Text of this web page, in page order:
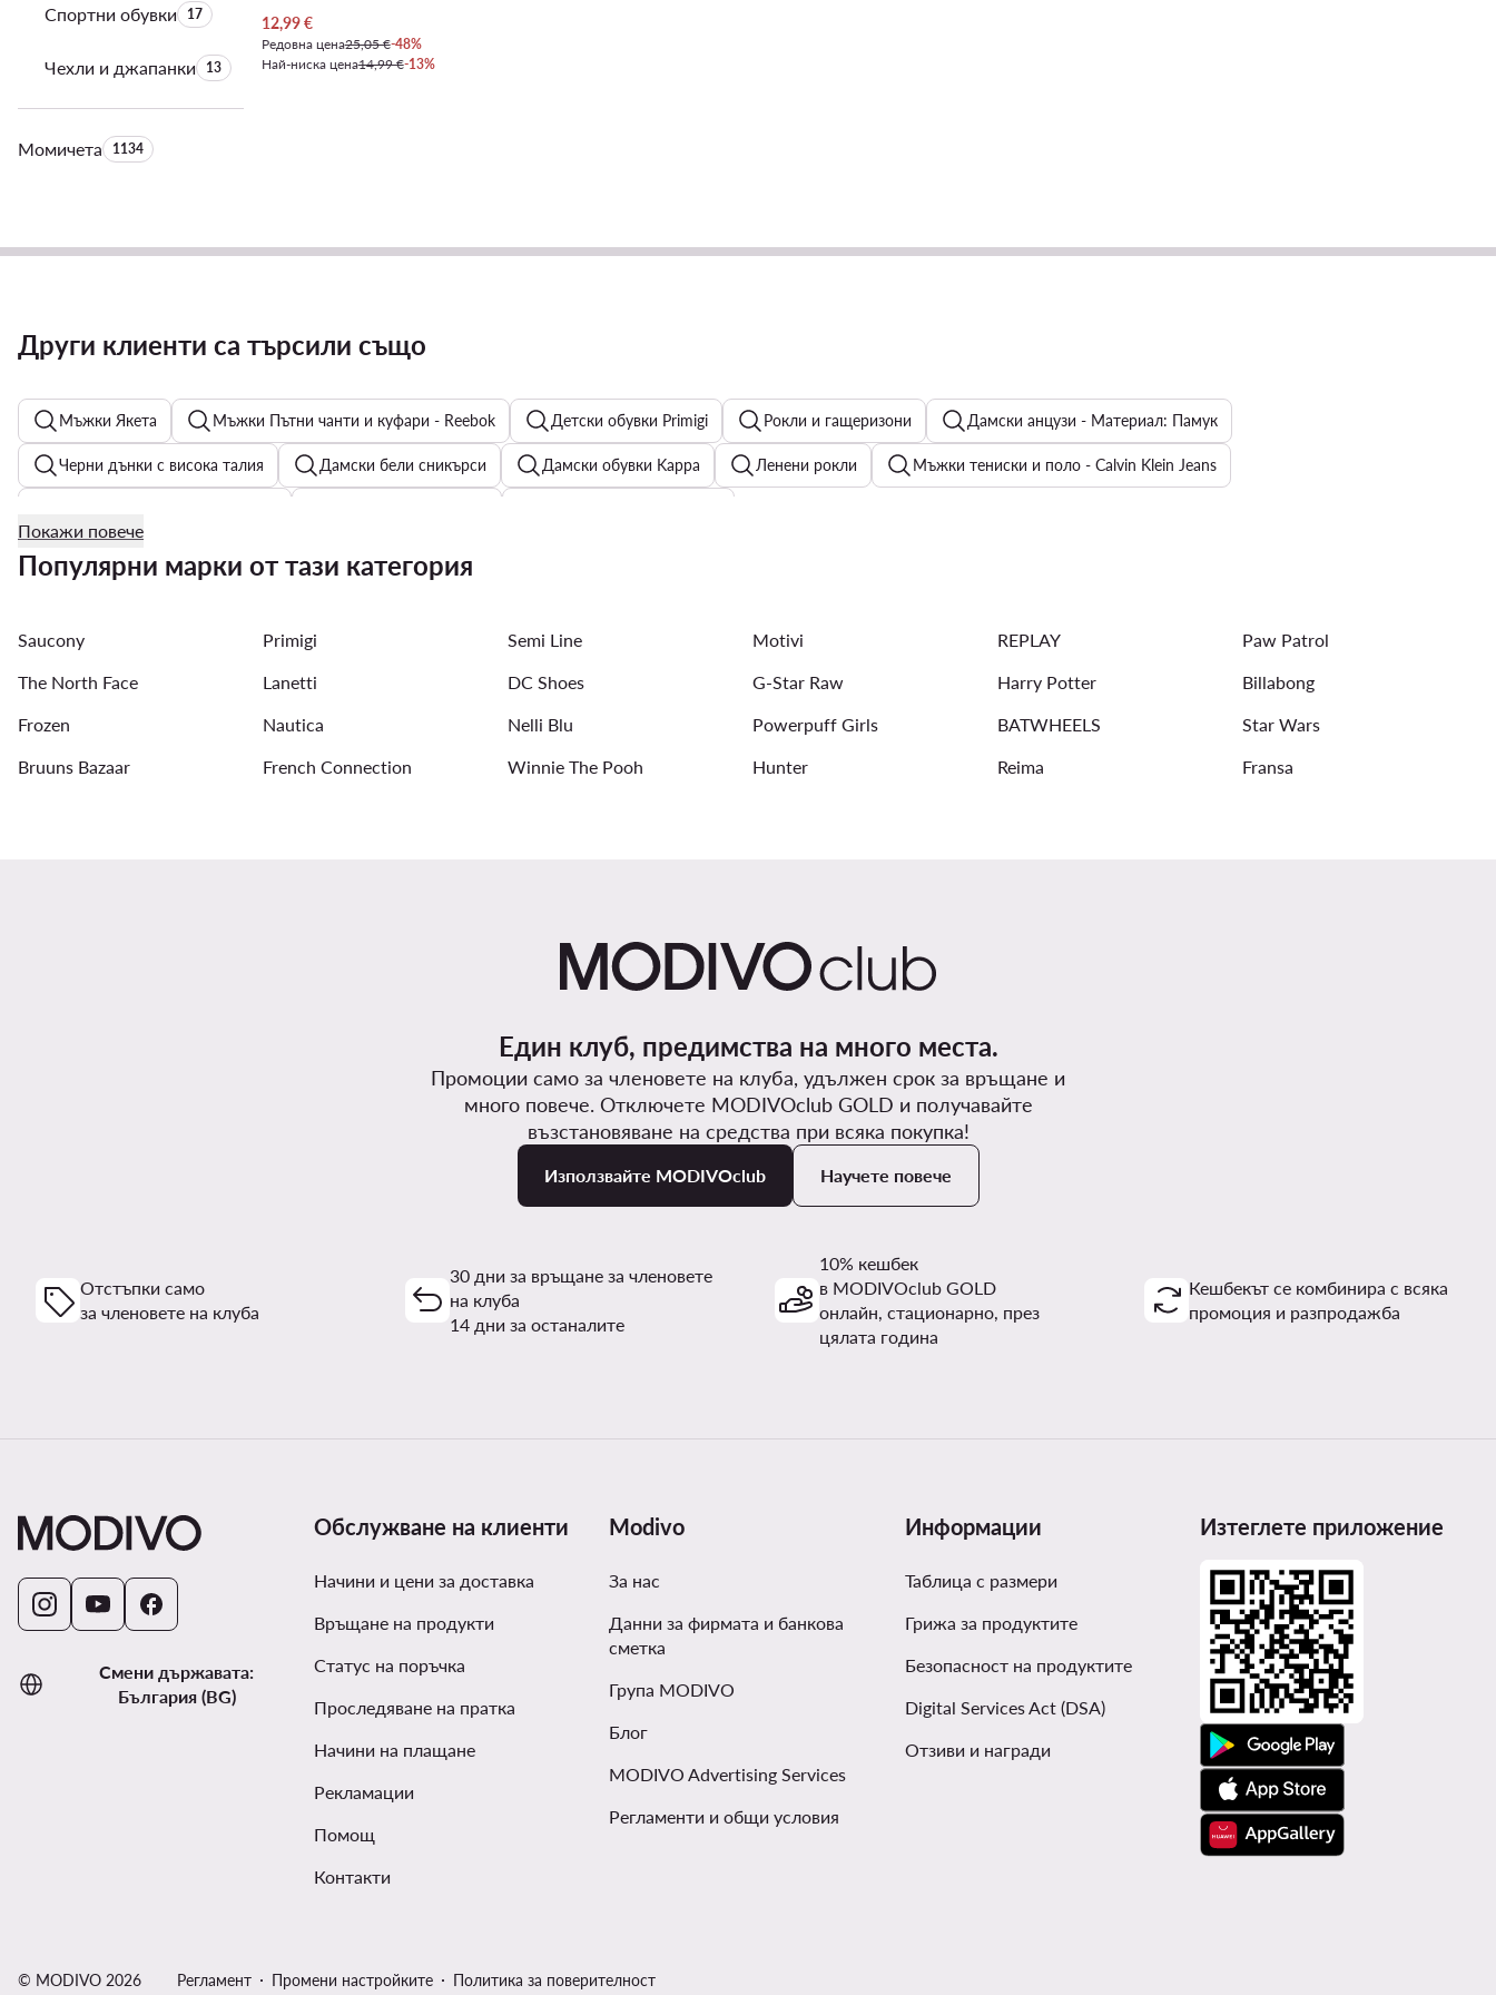
Спортни обувкиБрой на продуктите:
17
Чехли и джапанкиБрой на продуктите:
13
МомичетаБрой на продуктите:
1134
Актуална цена
12,99€
Редовна цена25,05 €-48%
Най-ниска цена14,99 €-13%
Други клиенти са търсили също
Мъжки Якета Мъжки Пътни чанти и куфари - Reebok Детски обувки Primigi Рокли и гащеризони Дамски анцузи - Материал: Памук
Черни дънки с висока талия Дамски бели сникърси Дамски обувки Kappa Ленени рокли Мъжки тениски и поло - Calvin Klein Jeans
Покажи повече
Популярни марки от тази категория
Saucony Primigi Semi Line Motivi REPLAY
Paw Patrol
The North Face
Lanetti DC Shoes G-Star Raw Harry Potter
Billabong
Frozen
Nautica Nelli Blu Powerpuff Girls BATWHEELS
Star Wars
Bruuns Bazaar
French Connection Winnie The Pooh Hunter Reima Fransa
Един клуб, предимства на много места.
Промоции само за членовете на клуба, удължен срок за връщане и
много повече. Отключете MODIVOclub GOLD и получавайте
възстановяване на средства при всяка покупка!
Използвайте MODIVOclub Научете повече
Отстъпки само
за членовете на клуба
30 дни за връщане за членовете
на клуба
14 дни за останалите
10% кешбек
в MODIVOclub GOLD
онлайн, стационарно, през
цялата година
Кешбекът се комбинира с всяка
промоция и разпродажба
Смени държавата:
България (BG)
Обслужване на клиенти
Начини и цени за доставка
Връщане на продукти
Статус на поръчка
Проследяване на пратка
Начини на плащане
Рекламации
Помощ
Контакти
Modivo
За нас
Данни за фирмата и банкова
сметка
Група MODIVO
Блог
MODIVO Advertising Services
Регламенти и общи условия
Информации
Таблица с размери
Грижа за продуктите
Безопасност на продуктите
Digital Services Act (DSA)
Отзиви и награди
Изтеглете приложение
© MODIVO 2026 Регламент Промени настройките Политика за поверителност